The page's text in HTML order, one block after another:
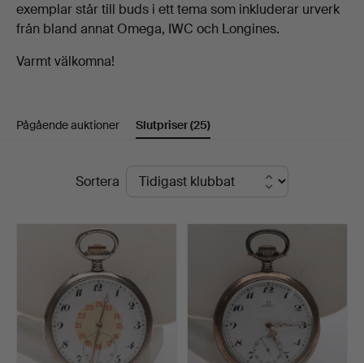
exemplar står till buds i ett tema som inkluderar urverk
från bland annat Omega, IWC och Longines.
Varmt välkomna!
Pågående auktioner Slutpriser(25)
SlutpriserSortera